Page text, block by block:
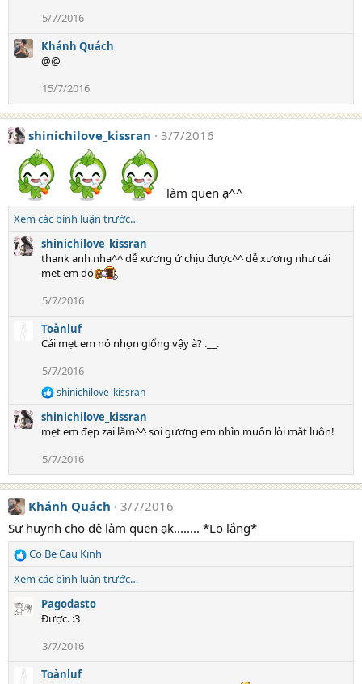
5/7/2016
Khánh Quách
@@
15/7/2016
shinichilove_kissran 3/7/2016
làm quen ạ^^
Xem các bình luận trước…
shinichilove_kissran
thank anh nha^^ dễ xương ứ chịu được^^ dễ xương như cái
mẹt em đó
5/7/2016
Toànluf
Cái mẹt em nó nhọn giống vậy à? .__.
5/7/2016
R
a
c
o
n
s
:
shinichilove_kissran
shinichilove_kissran
mẹt em đẹp zai lắm^^ soi gương em nhìn muốn lòi mắt luôn!
5/7/2016
Khánh Quách
3/7/2016
Sư huynh cho đệ làm quen ạk........ *Lo lắng*
R
e
c
t
Co Be Cau Kinh
Xem các bình luận trước…
Pagodasto
Được. :3
3/7/2016
Toànluf